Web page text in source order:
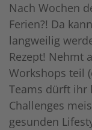
Nach Wochen
Ferien?! Da
langweilig
Rezept! Nehmt
Workshops teil
Teams dürft ihr
Challenges
gesunden